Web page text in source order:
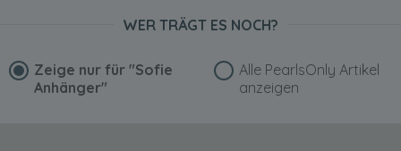
WER TRÄGT ES NOCH?
Zeige nur für "Sofie
Anhänger"
Alle PearlsOnly Artikel
anzeigen